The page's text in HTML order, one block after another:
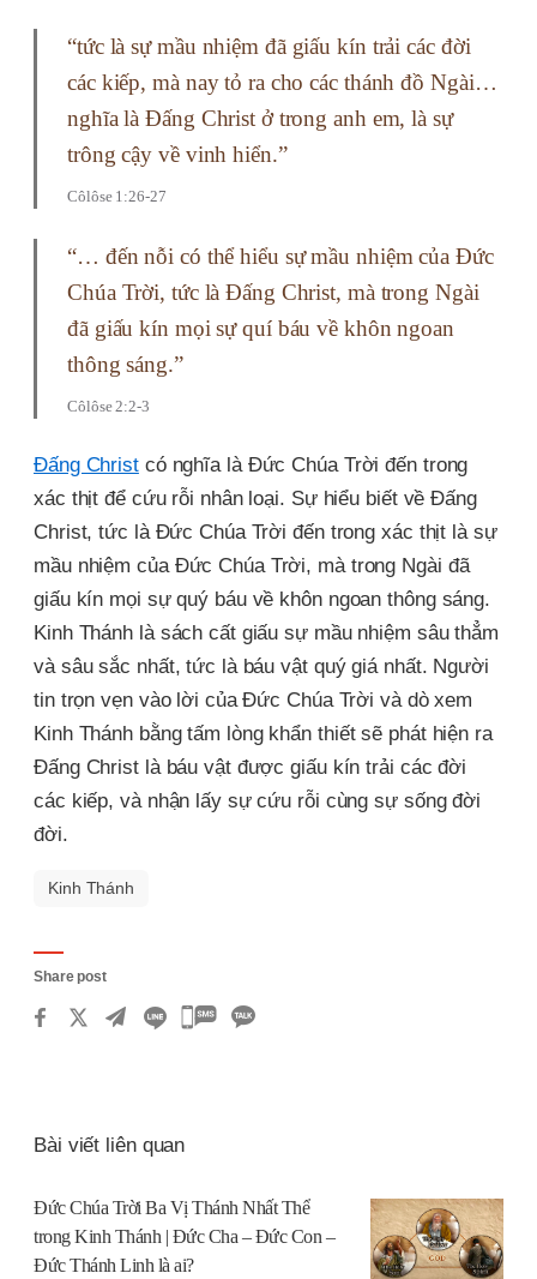
“tức là sự mầu nhiệm đã giấu kín trải các đời
các kiếp, mà nay tỏ ra cho các thánh đồ Ngài…
nghĩa là Ðấng Christ ở trong anh em, là sự
trông cậy về vinh hiển.”
Côlôse 1:26-27
“… đến nỗi có thể hiểu sự mầu nhiệm của Ðức
Chúa Trời, tức là Ðấng Christ, mà trong Ngài
đã giấu kín mọi sự quí báu về khôn ngoan
thông sáng.”
Côlôse 2:2-3
Đấng Christcó nghĩa là Đức Chúa Trời đến trong
xác thịt để cứu rỗi nhân loại. Sự hiểu biết về Đấng
Christ, tức là Đức Chúa Trời đến trong xác thịt là sự
mầu nhiệm của Đức Chúa Trời, mà trong Ngài đã
giấu kín mọi sự quý báu về khôn ngoan thông sáng.
Kinh Thánh là sách cất giấu sự mầu nhiệm sâu thẳm
và sâu sắc nhất, tức là báu vật quý giá nhất. Người
tin trọn vẹn vào lời của Đức Chúa Trời và dò xem
Kinh Thánh bằng tấm lòng khẩn thiết sẽ phát hiện ra
Đấng Christ là báu vật được giấu kín trải các đời
các kiếp, và nhận lấy sự cứu rỗi cùng sự sống đời
đời.
Kinh Thánh
Share post
카
하
Bài viết liên quan
Đức Chúa Trời Ba Vị Thánh Nhất Thể
trong Kinh Thánh | Đức Cha – Đức Con –
Đức Thánh Linh là ai?